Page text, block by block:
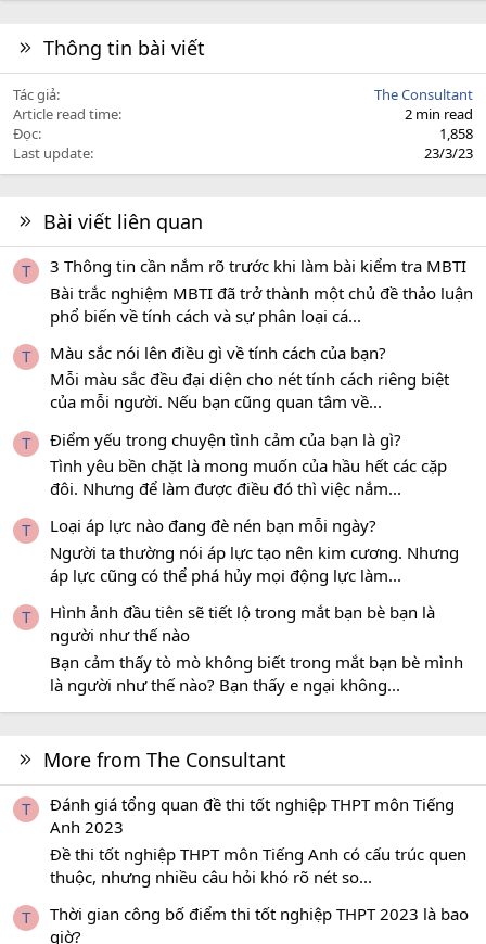
Thông tin bài viết
Tác giả
The Consultant
Article read time
2 min read
Đọc
1,858
Last update
23/3/23
Bài viết liên quan
T
3 Thông tin cần nắm rõ trước khi làm bài kiểm tra MBTI
Bài trắc nghiệm MBTI đã trở thành một chủ đề thảo luận
phổ biến về tính cách và sự phân loại cá...
T
Màu sắc nói lên điều gì về tính cách của bạn?
Mỗi màu sắc đều đại diện cho nét tính cách riêng biệt
của mỗi người. Nếu bạn cũng quan tâm về...
T
Điểm yếu trong chuyện tình cảm của bạn là gì?
Tình yêu bền chặt là mong muốn của hầu hết các cặp
đôi. Nhưng để làm được điều đó thì việc nắm...
T
Loại áp lực nào đang đè nén bạn mỗi ngày?
Người ta thường nói áp lực tạo nên kim cương. Nhưng
áp lực cũng có thể phá hủy mọi động lực làm...
T
Hình ảnh đầu tiên sẽ tiết lộ trong mắt bạn bè bạn là
người như thế nào
Bạn cảm thấy tò mò không biết trong mắt bạn bè mình
là người như thế nào? Bạn thấy e ngại không...
More from The Consultant
T
Đánh giá tổng quan đề thi tốt nghiệp THPT môn Tiếng
Anh 2023
Đề thi tốt nghiệp THPT môn Tiếng Anh có cấu trúc quen
thuộc, nhưng nhiều câu hỏi khó rõ nét so...
T
Thời gian công bố điểm thi tốt nghiệp THPT 2023 là bao
giờ?